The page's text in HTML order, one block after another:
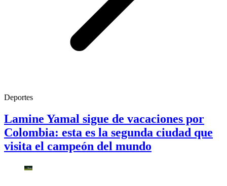
Deportes
Lamine Yamal sigue de vacaciones por
Colombia: esta es la segunda ciudad que
visita el campeón del mundo